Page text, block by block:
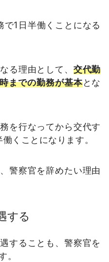
1日半働くことになる
る理由として、 交代勤
までの勤務が基本とな
を行なってから交代す
くことになります。
警察官を辞めたい理由
する
することも、警察官を
。